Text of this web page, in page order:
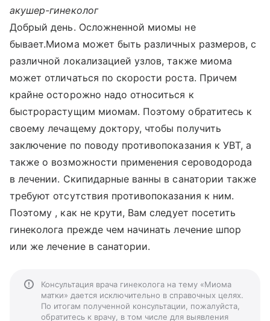
акушер-гинеколог
Добрый день. Осложненной миомы не
бывает.Миома может быть различных размеров, с
различной локализацией узлов, также миома
может отличаться по скорости роста. Причем
крайне осторожно надо относиться к
быстрорастущим миомам. Поэтому обратитесь к
своему лечащему доктору, чтобы получить
заключение по поводу противопоказания к УВТ, а
также о возможности применения сероводорода
в лечении. Скипидарные ванны в санатории также
требуют отсутствия противопоказания к ним.
Поэтому , как не крути, Вам следует посетить
гинеколога прежде чем начинать лечение шпор
или же лечение в санатории.
Консультация врача гинеколога на тему «Миома
матки» дается исключительно в справочных целях.
По итогам полученной консультации, пожалуйста,
обратитесь к врачу, в том числе для выявления